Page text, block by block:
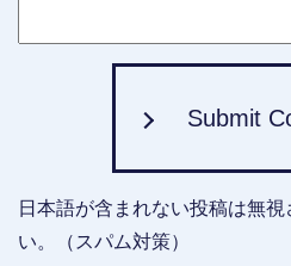
Submit
日本語が含まれない投稿は無
い。（スパム対策）